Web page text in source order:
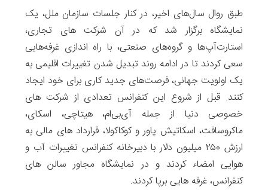
طبق روال سال‌های اخیر، در کنار جلسات سازمان ملل، یک
نمایشگاه‌ برگزار شد که در آن شرکت ‌های تجاری،
استارت‌آپ‌ها و گروه‌های صنعتی، با راه اندازی غرفه‌هایی
سعی کردند تا در ادامه روند تبدیل شدن تغییرات اقلیمی به
یک اولویت جهانی، فرصت‌های جدید کاری برای خود ایجاد
کنند. قبل از شروع این کنفرانس تعدادی از شرکت های
خصوصی دنیا از جمله آی‌بی‌ام، هیتاچی، اسکای،
ماکروسافت، اسکاتیش پاور و کوکاکولا، قرارداد های مالی به
ارزش ۲۵۰ میلیون دلار با دبیرخانه کنفرانس تغییرات آب و
هوایی امضاء کردند و در نمایشگاه مجاور سالن های
کنفرانس، غرفه هایی برپا کردند.